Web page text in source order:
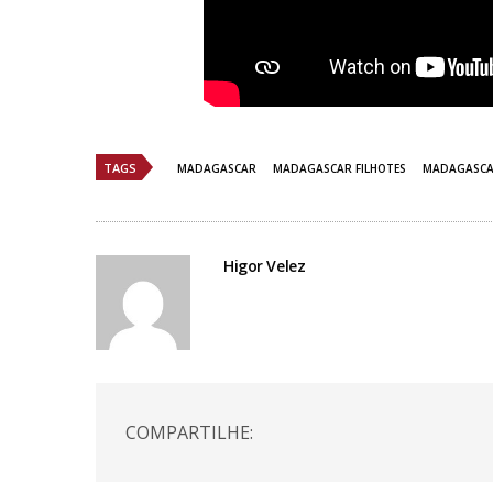
TAGS MADAGASCAR MADAGASCAR FILHOTES
Higor Velez
COMPARTILHE: